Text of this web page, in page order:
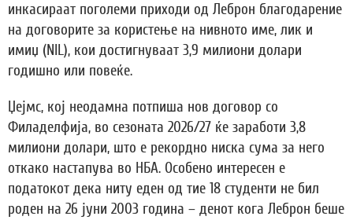
инкасираат поголеми приходи од Леброн благодарение
на договорите за користење на нивното име, лик и
имиџ (NIL), кои достигнуваат 3,9 милиони долари
годишно или повеќе.
Џејмс, кој неодамна потпиша нов договор со
Филаделфија, во сезоната 2026/27 ќе заработи 3,8
милиони долари, што е рекордно ниска сума за него
откако настапува во НБА. Особено интересен е
податокот дека ниту еден од тие 18 студенти не бил
роден на 26 јуни 2003 година – денот кога Леброн беше